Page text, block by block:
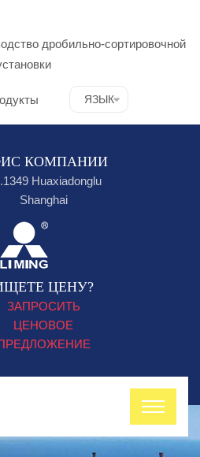
дробильно-сортировочной
ЯЗЫК
КОМПАНИИ
Huaxiadonglu
Shanghai
ЦЕНУ?
ЗАПРОСИТЬ
ЦЕНОВОЕ